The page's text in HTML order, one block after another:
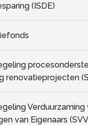
(ISDE)
renovatieprojecten
Verduurzaming
van Eigenaars